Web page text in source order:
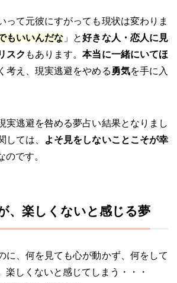
って元彼にすがっても現状は変わりま
もいいんだな 」と好きな人・恋人に見
スク もあります。本当に一緒にいてほ
考え、現実逃避をやめる 勇気を手に入
実逃避を咎める夢占い結果となりまし
しては、
よそ見をしないことこそが幸
のです。
、楽しくないと感じる夢
に、何を見ても心が動かず、何をして
楽しくないと感じてしまう・・・